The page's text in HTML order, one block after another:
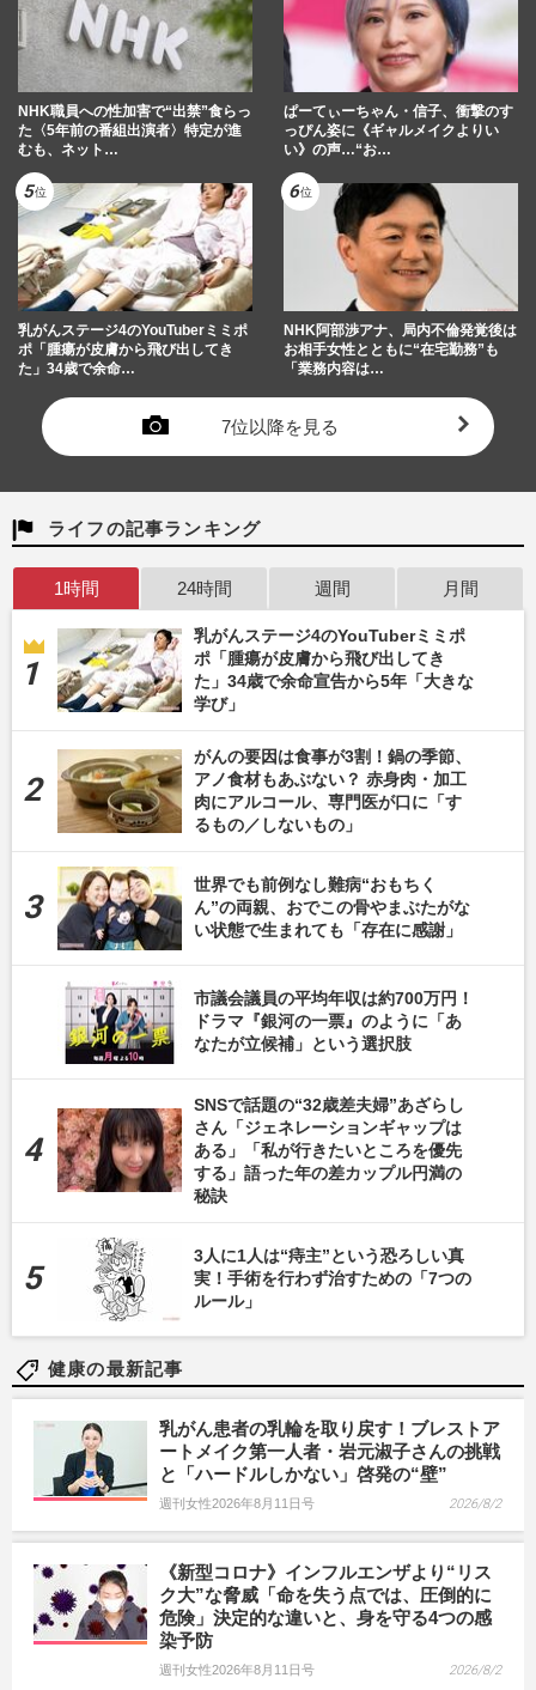
NHK職員への性加害で“出禁”食らっ
た〈5年前の番組出演者〉特定が進
むも、ネット…
ぱーてぃーちゃん・信子、衝撃のす
っぴん姿に《ギャルメイクよりい
い》の声…“お…
乳がんステージ4のYouTuberミミポ
ポ「腫瘍が皮膚から飛び出してき
た」34歳で余命…
NHK阿部渉アナ、局内不倫発覚後は
お相手女性とともに“在宅勤務”も
「業務内容は…
7位以降を見る
ライフの記事ランキング
1時間 24時間 週間 月間
乳がんステージ4のYouTuberミミポ
ポ「腫瘍が皮膚から飛び出してき
た」34歳で余命宣告から5年「大きな
学び」
がんの要因は食事が3割！鍋の季節、
アノ食材もあぶない？ 赤身肉・加工
肉にアルコール、専門医が口に「す
るもの／しないもの」
世界でも前例なし難病“おもちく
ん”の両親、おでこの骨やまぶたがな
い状態で生まれても「存在に感謝」
市議会議員の平均年収は約700万円！
ドラマ『銀河の一票』のように「あ
なたが立候補」という選択肢
SNSで話題の“32歳差夫婦”あざらし
さん「ジェネレーションギャップは
ある」「私が行きたいところを優先
する」語った年の差カップル円満の
秘訣
3人に1人は“痔主”という恐ろしい真
実！手術を行わず治すための「7つの
ルール」
健康の最新記事
乳がん患者の乳輪を取り戻す！ブレストア
ートメイク第一人者・岩元淑子さんの挑戦
と「ハードルしかない」啓発の“壁”
週刊女性2026年8月11日号 2026/8/2
《新型コロナ》インフルエンザより“リス
ク大”な脅威「命を失う点では、圧倒的に
危険」決定的な違いと、身を守る4つの感
染予防
週刊女性2026年8月11日号 2026/8/2